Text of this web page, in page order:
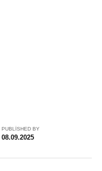
PUBLISHED BY
08.09.2025